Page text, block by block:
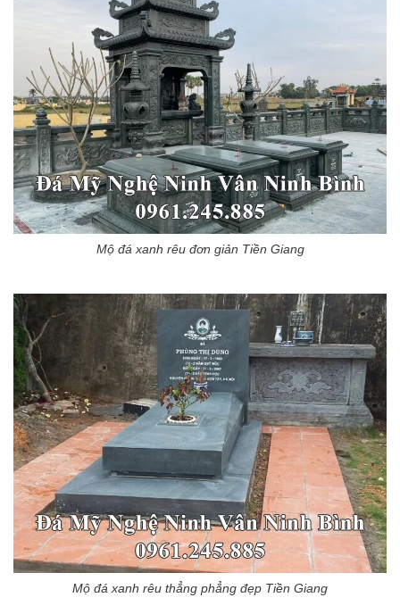
Mộ đá xanh rêu đơn giản Tiền Giang
Mộ đá xanh rêu thẳng phẳng đẹp Tiền Giang